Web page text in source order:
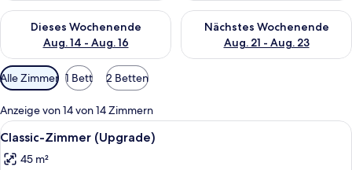
Dieses Wochenende
Aug. 14 - Aug. 16
Überprüfe die Verfügbarkeit für dieses Wochenende, Aug. 14
Nächstes Wochenende
Aug. 21 - Aug. 23
Überprüfe die Verfügbarkeit
Verfügbare
Filter
für
Zimmer
Alle Zimmer 1 Bett 2 Betten
Anzeige von 14 von 14 Zimmern
Alle
Fotos
für
Ein modernes Hotelzimmer mit
10
Classic-Zimmer (Upgrade)
45 m²